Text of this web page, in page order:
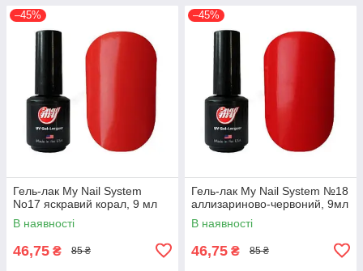
–45%
Гель-лак My Nail System
No17 яскравий корал, 9 мл
В наявності
46,75 ₴ 85 ₴
–45%
Гель-лак My Nail System №18
аллизариново-червоний, 9мл
В наявності
46,75 ₴ 85 ₴